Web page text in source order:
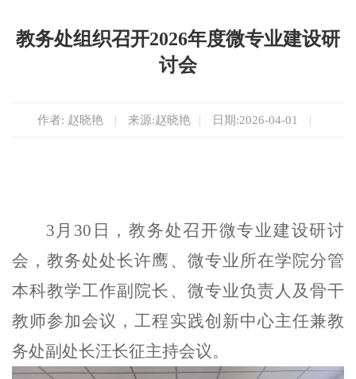
教务处组织召开2026年度微专业建设研
讨会
作者: 赵晓艳 | 来源:赵晓艳 | 日期:2026-04-01 |
3 月 30 日，教务处召开微专业建设研讨
会，教务处处长许鹰、微专业所在学院分管
本科教学工作副院长、微专业负责人及骨干
教师参加会议，工程实践创新中心主任兼教
务处副处长汪长征主持会议。